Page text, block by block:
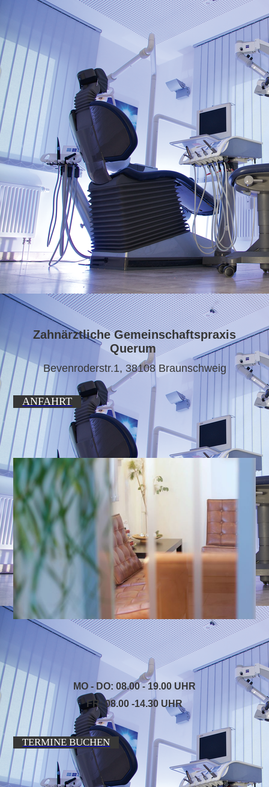
Zahnärztliche Gemeinschaftspraxis
Querum
Bevenroderstr.1, 38108 Braunschweig
ANFAHRT
MO - DO: 08.00- 19.00 UHR
FR: 08.00 -14.30 UHR
TERMINE BUCHEN